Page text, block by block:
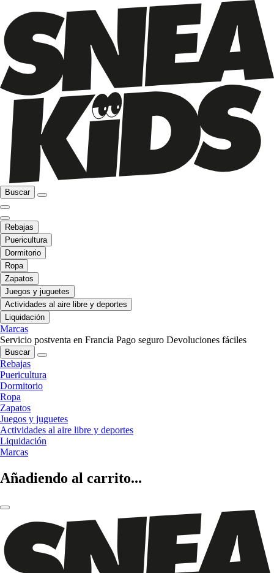
Buscar
Rebajas
Puericultura
Dormitorio
Ropa
Zapatos
Juegos y juguetes
Actividades al aire libre y deportes
Liquidación
Marcas
Servicio postventa en Francia Pago seguro Devoluciones fáciles
Buscar
Rebajas
Puericultura
Dormitorio
Ropa
Zapatos
Juegos y juguetes
Actividades al aire libre y deportes
Liquidación
Marcas
Añadiendo al carrito...